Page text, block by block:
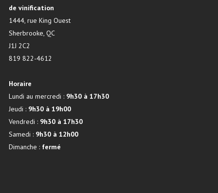
de vinification
1444, rue King Ouest
Sherbrooke, QC
J1J 2C2
819 822-4612
Horaire
Lundi au mercredi : 9h30 à 17h30
Jeudi : 9h30 à 19h00
Vendredi : 9h30 à 17h30
Samedi : 9h30 à 12h00
Dimanche : fermé